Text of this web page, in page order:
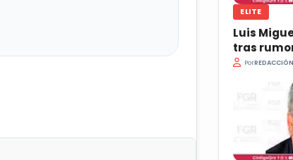
ELITE
Luis
tras
PorREDACCIÓN